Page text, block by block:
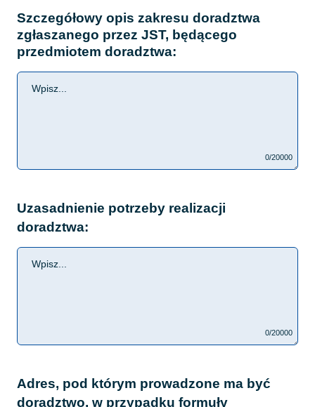
Szczegółowy opis zakresu doradztwa
zgłaszanego przez JST, będącego
przedmiotem doradztwa:
0/20000
Uzasadnienie potrzeby realizacji
doradztwa:
0/20000
Adres, pod którym prowadzone ma być
doradztwo, w przypadku formuły